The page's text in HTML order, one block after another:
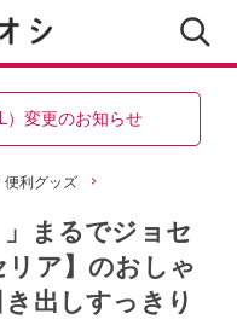
）変更のお知らせ
便利グッズ
」まるでジョセ
ア】のおしゃ
出しすっきり